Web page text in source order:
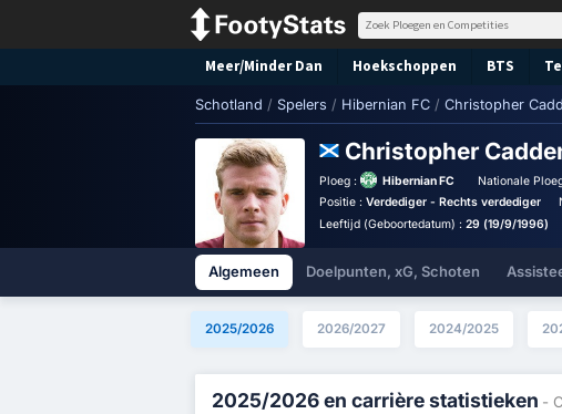
Meer/Minder Dan Hoekschoppen BTS
Schotland / Spelers / Hibernian FC / Christopher
Christopher
Ploeg : Hibernian FC Nationale
Positie :Verdediger - Rechts verdediger
Leeftijd (Geboortedatum) :29 (19/9/1996)
Algemeen Doelpunten, xG, Schoten
2025/2026 2026/2027 2024/2025
2025/2026 en carrière statistieken -